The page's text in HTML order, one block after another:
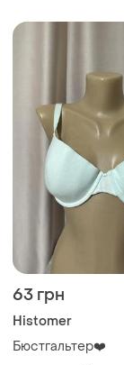
63 грн
Histomer
Бюстгальтер❤️